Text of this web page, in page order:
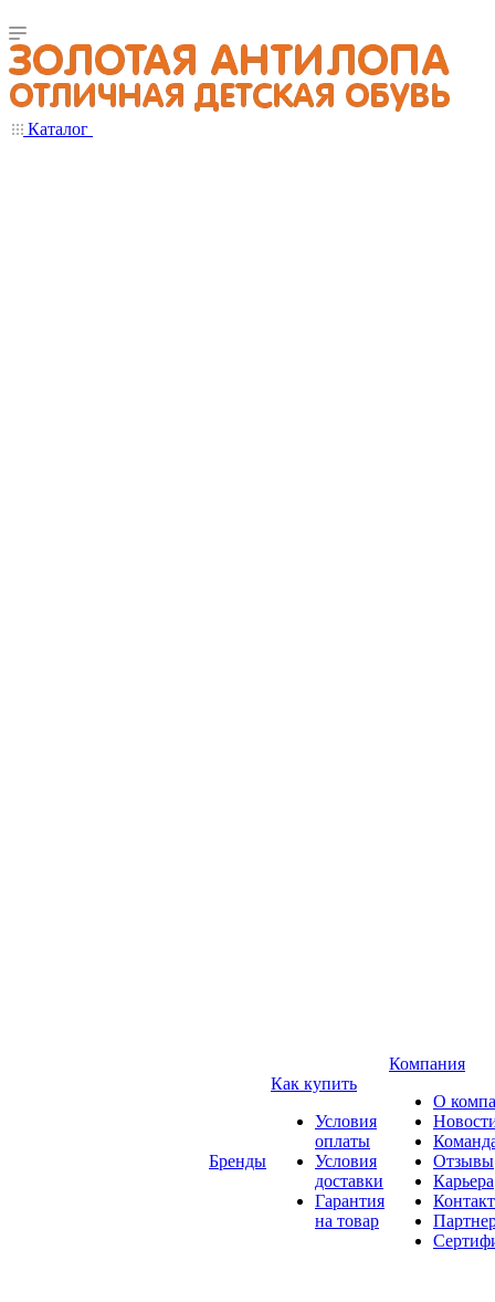
Каталог
Бренды
Как купить
Условия
оплаты
Условия
доставки
Гарантия
на товар
Компания
О
Отзывы
Карьера